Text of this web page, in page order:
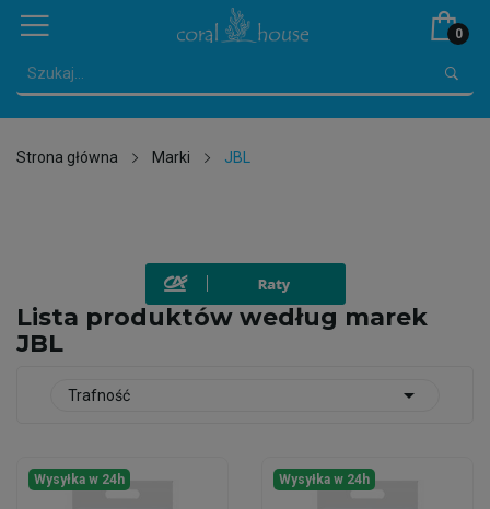
0
Strona główna Marki JBL
Lista produktów według marek
JBL
Trafność 
Wysyłka w 24h Wysyłka w 24h